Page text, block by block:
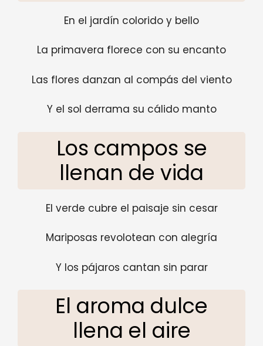
En el jardín colorido y bello
La primavera florece con su encanto
Las flores danzan al compás del viento
Y el sol derrama su cálido manto
Los campos se
llenan de vida
El verde cubre el paisaje sin cesar
Mariposas revolotean con alegría
Y los pájaros cantan sin parar
El aroma dulce
llena el aire